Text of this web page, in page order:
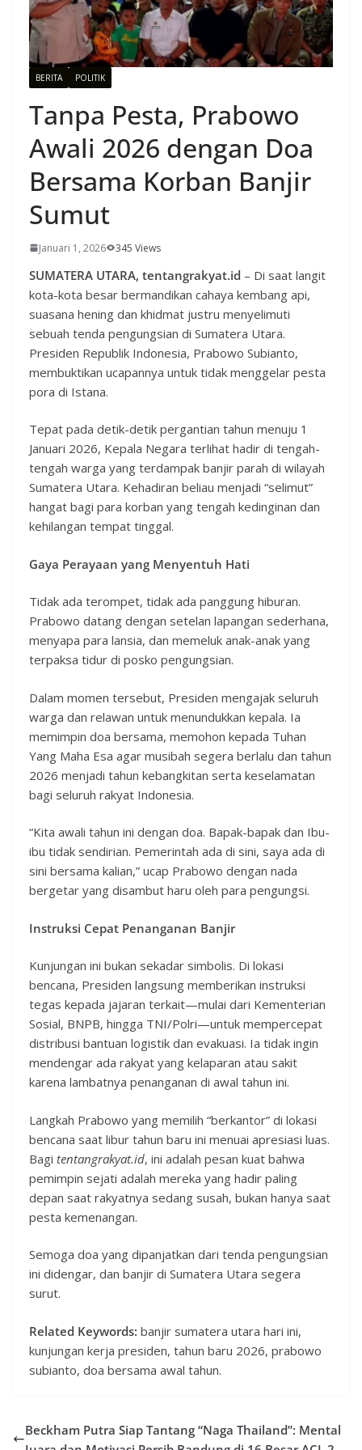
BERITA POLITIK
Tanpa Pesta, Prabowo
Awali 2026 dengan Doa
Bersama Korban Banjir
Sumut
Januari 1, 2026 345 Views
SUMATERA UTARA, tentangrakyat.id – Di saat langit
kota-kota besar bermandikan cahaya kembang api,
suasana hening dan khidmat justru menyelimuti
sebuah tenda pengungsian di Sumatera Utara.
Presiden Republik Indonesia, Prabowo Subianto,
membuktikan ucapannya untuk tidak menggelar pesta
pora di Istana.
Tepat pada detik-detik pergantian tahun menuju 1
Januari 2026, Kepala Negara terlihat hadir di tengah-
tengah warga yang terdampak banjir parah di wilayah
Sumatera Utara. Kehadiran beliau menjadi “selimut”
hangat bagi para korban yang tengah kedinginan dan
kehilangan tempat tinggal.
Gaya Perayaan yang Menyentuh Hati
Tidak ada terompet, tidak ada panggung hiburan.
Prabowo datang dengan setelan lapangan sederhana,
menyapa para lansia, dan memeluk anak-anak yang
terpaksa tidur di posko pengungsian.
Dalam momen tersebut, Presiden mengajak seluruh
warga dan relawan untuk menundukkan kepala. Ia
memimpin doa bersama, memohon kepada Tuhan
Yang Maha Esa agar musibah segera berlalu dan tahun
2026 menjadi tahun kebangkitan serta keselamatan
bagi seluruh rakyat Indonesia.
“Kita awali tahun ini dengan doa. Bapak-bapak dan Ibu-
ibu tidak sendirian. Pemerintah ada di sini, saya ada di
sini bersama kalian,” ucap Prabowo dengan nada
bergetar yang disambut haru oleh para pengungsi.
Instruksi Cepat Penanganan Banjir
Kunjungan ini bukan sekadar simbolis. Di lokasi
bencana, Presiden langsung memberikan instruksi
tegas kepada jajaran terkait—mulai dari Kementerian
Sosial, BNPB, hingga TNI/Polri—untuk mempercepat
distribusi bantuan logistik dan evakuasi. Ia tidak ingin
mendengar ada rakyat yang kelaparan atau sakit
karena lambatnya penanganan di awal tahun ini.
Langkah Prabowo yang memilih “berkantor” di lokasi
bencana saat libur tahun baru ini menuai apresiasi luas.
Bagi tentangrakyat.id, ini adalah pesan kuat bahwa
pemimpin sejati adalah mereka yang hadir paling
depan saat rakyatnya sedang susah, bukan hanya saat
pesta kemenangan.
Semoga doa yang dipanjatkan dari tenda pengungsian
ini didengar, dan banjir di Sumatera Utara segera
surut.
Related Keywords: banjir sumatera utara hari ini,
kunjungan kerja presiden, tahun baru 2026, prabowo
subianto, doa bersama awal tahun.
Beckham Putra Siap Tantang “Naga Thailand”: Mental